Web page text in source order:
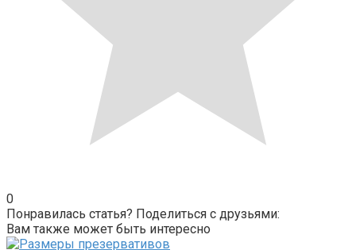
0
Понравилась статья? Поделиться с друзьями:
Вам также может быть интересно